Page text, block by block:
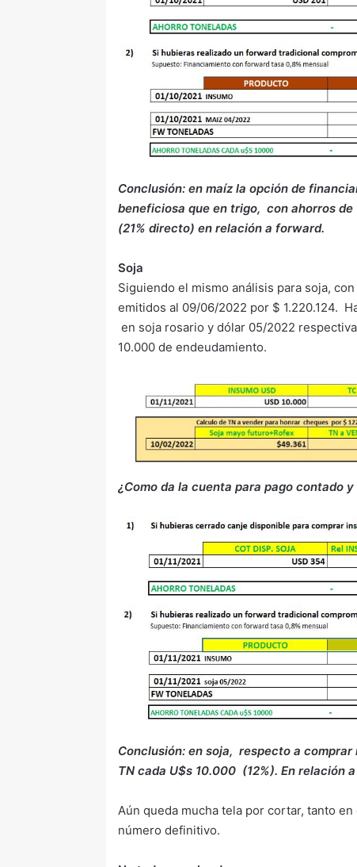
Conclusión: en maíz la opción de
beneficiosa que en trigo, con ahorros de
(21% directo) en relación a forward.
Soja
Siguiendo el mismo análisis para soja,
emitidos al 09/06/2022 por $ 1.220.124.
en soja rosario y dólar 05/2022
10.000 de endeudamiento.
¿Como da la cuenta para pago contado
Conclusión: en soja, respecto a
TN cada U$s 10.000 (12%). En relación
Aún queda mucha tela por cortar, tanto
número definitivo.